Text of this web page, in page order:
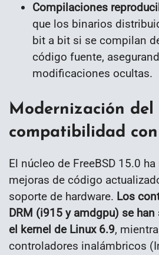
Compilaciones
que los binarios
bit a bit si se compilan
código fuente,
modificaciones ocultas.
Modernización del
compatibilidad
El núcleo de FreeBSD 15.0
mejoras de código
soporte de hardware. Los
DRM (i915 y amdgpu) se
el kernel de Linux 6.9,
controladores inalámbricos